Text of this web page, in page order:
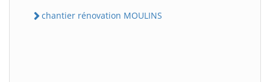
chantier rénovation MOULINS